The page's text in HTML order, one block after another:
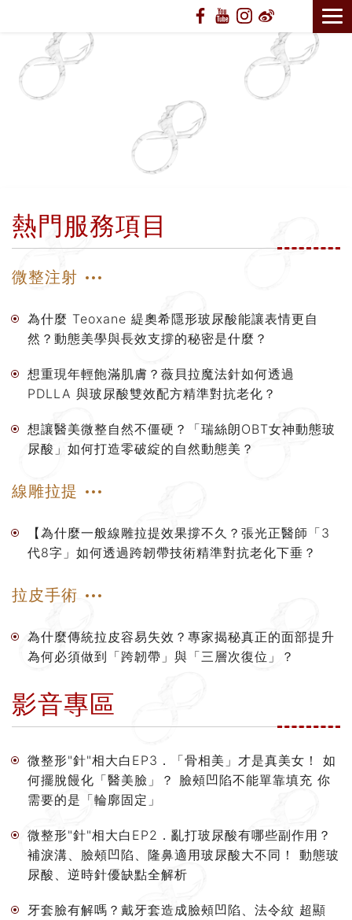
熱門服務項目
微整注射
為什麼 Teoxane 緹奧希隱形玻尿酸能讓表情更自
然？動態美學與長效支撐的秘密是什麼？
想重現年輕飽滿肌膚？薇貝拉魔法針如何透過
PDLLA 與玻尿酸雙效配方精準對抗老化？
想讓醫美微整自然不僵硬？「瑞絲朗OBT女神動態玻
尿酸」如何打造零破綻的自然動態美？
線雕拉提
【為什麼一般線雕拉提效果撐不久？張光正醫師「3
代8字」如何透過跨韌帶技術精準對抗老化下垂？
拉皮手術
為什麼傳統拉皮容易失效？專家揭秘真正的面部提升
為何必須做到「跨韌帶」與「三層次復位」？
影音專區
微整形"針"相大白EP3．「骨相美」才是真美女！ 如
何擺脫饅化「醫美臉」？ 臉頰凹陷不能單靠填充 你
需要的是「輪廓固定」
微整形"針"相大白EP2．亂打玻尿酸有哪些副作用？
補淚溝、臉頰凹陷、隆鼻適用玻尿酸大不同！ 動態玻
尿酸、逆時針優缺點全解析
牙套臉有解嗎？戴牙套造成臉頰凹陷、法令紋 超顯